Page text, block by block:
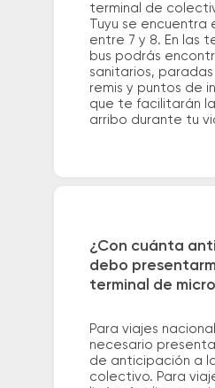
terminal de
Tuyu se encuentra
entre 7 y 8. En las
bus podrás
sanitarios,
remis y puntos de
que te facilitarán
arribo durante tu
¿Con cuánta
debo
terminal de
Para viajes
necesario
de anticipación a
colectivo. Para